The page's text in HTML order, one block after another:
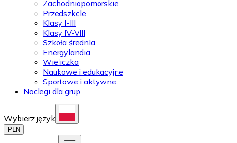
Zachodniopomorskie
Przedszkole
Klasy I-III
Klasy IV-VIII
Szkoła średnia
Energylandia
Wieliczka
Naukowe i edukacyjne
Sportowe i aktywne
Noclegi dla grup
Wybierz język
PLN